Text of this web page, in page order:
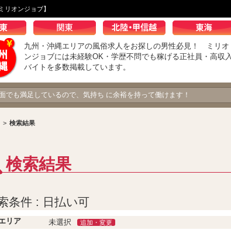
リオンジョブ】
九州・沖縄エリアの風俗求人をお探しの男性必見！ ミリオ
ンジョブには未経験OK・学歴不問でも稼げる正社員・高収入
バイトを多数掲載しています。
でも満足しているので、気持ち に余裕を持って働けます！
> 検索結果
検索結果
条件 : 日払い可
リア
未選択 追加・変更